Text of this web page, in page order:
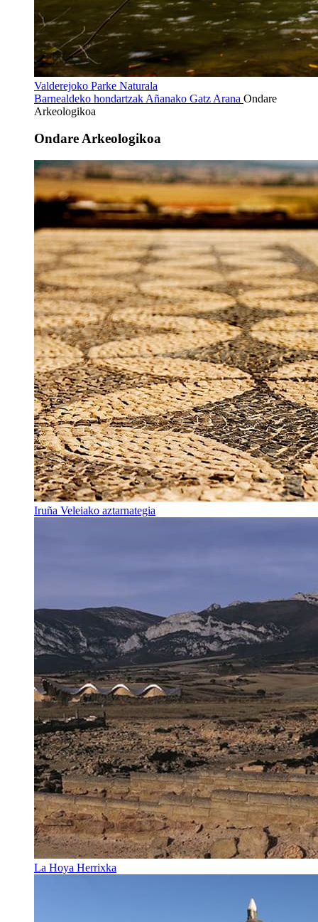
Valderejoko Parke Naturala
Barnealdeko hondartzak Añanako Gatz Arana Ondare
Arkeologikoa
Ondare Arkeologikoa
Iruña Veleiako aztarnategia
La Hoya Herrixka